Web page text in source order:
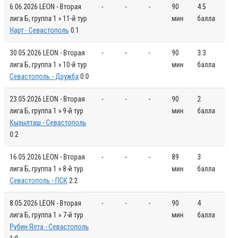
6.06.2026 LEON - Вторая
лига Б, группа 1 » 11-й тур
Нарт - Севастополь 0:1
- - -
90
мин
4.5
балла
30.05.2026 LEON - Вторая
лига Б, группа 1 » 10-й тур
Севастополь - Дружба0:0
- - -
90
мин
3.3
балла
23.05.2026 LEON - Вторая
лига Б, группа 1 » 9-й тур
Кызылташ - Севастополь
0:2
- - -
90
мин
2
балла
16.05.2026 LEON - Вторая
лига Б, группа 1 » 8-й тур
Севастополь - ПСК2:2
- - -
89
мин
3
балла
8.05.2026 LEON - Вторая
лига Б, группа 1 » 7-й тур
Рубин Ялта - Севастополь
- - -
90
мин
4
балла